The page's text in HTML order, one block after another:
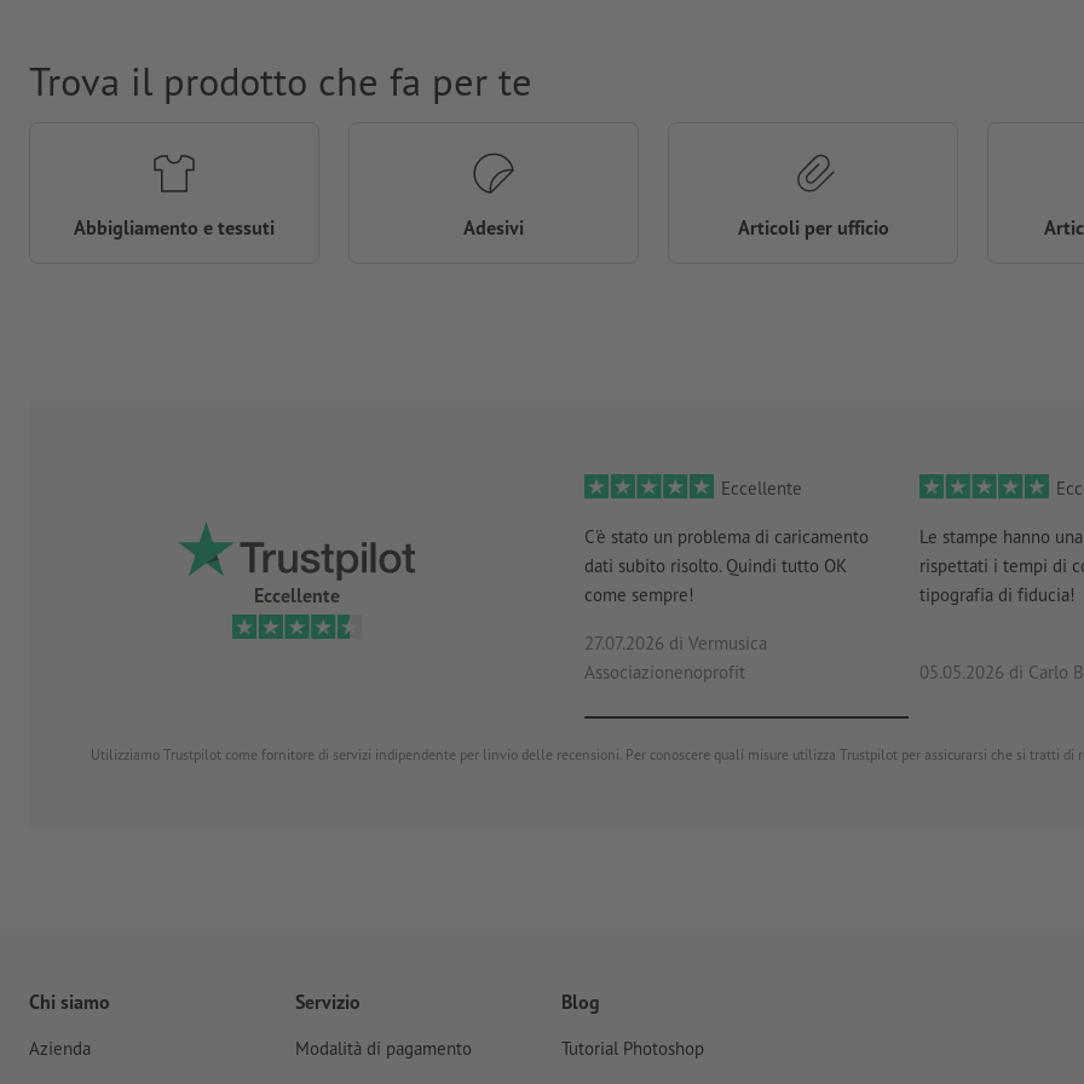
Eccellente
Eccellente
C'è stato un problema di caricamento
dati subito risolto. Quindi tutto OK
come sempre!
27.07.2026 di Vermusica
Associazionenoprofit
Le stampe hanno
rispettati i tempi di
tipografia di fiducia!
05.05.2026 di Carlo
Utilizziamo Trustpilot come fornitore di servizi indipendente per linvio delle recensioni. Per conoscere quali misure utilizza Trustpilot per assicurarsi che si tratti di
Trova il prodotto che fa per te
Abbigliamento e tessuti Adesivi Articoli per ufficio
Chi siamo
Azienda
Servizio
Modalità di pagamento
Blog
Tutorial Photoshop